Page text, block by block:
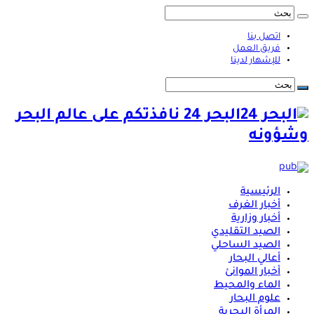
اتصل بنا
فريق العمل
للإشهار لدينا
البحر 24 نافذتكم على عالم البحر
وشؤونه
الرئيسية
أخبار الغرف
أخبار وزارية
الصيد التقليدي
الصيد الساحلي
أعالي البحار
أخبار الموانئ
الماء والمحيط
علوم البحار